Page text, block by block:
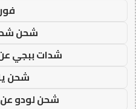
شحن
شدات ببجي
شحن
شحن لودو